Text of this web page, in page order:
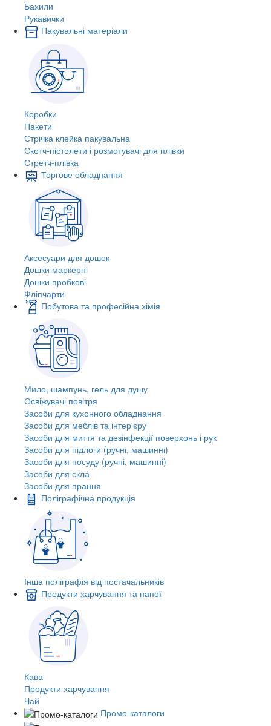
Бахили
Рукавички
Пакувальні матеріали
Коробки
Пакети
Стрічка клейка пакувальна
Скотч-пістолети і розмотувачі для плівки
Стретч-плівка
Торгове обладнання
Аксесуари для дошок
Дошки маркерні
Дошки пробкові
Фліпчарти
Побутова та професійна хімія
Мило, шампунь, гель для душу
Освіжувачі повітря
Засоби для кухонного обладнання
Засоби для меблів та інтер'єру
Засоби для миття та дезінфекції поверхонь і рук
Засоби для підлоги (ручні, машинні)
Засоби для посуду (ручні, машинні)
Засоби для скла
Засоби для прання
Поліграфічна продукція
Інша поліграфія від постачальників
Продукти харчування та напої
Кава
Продукти харчування
Чай
Промо-каталоги